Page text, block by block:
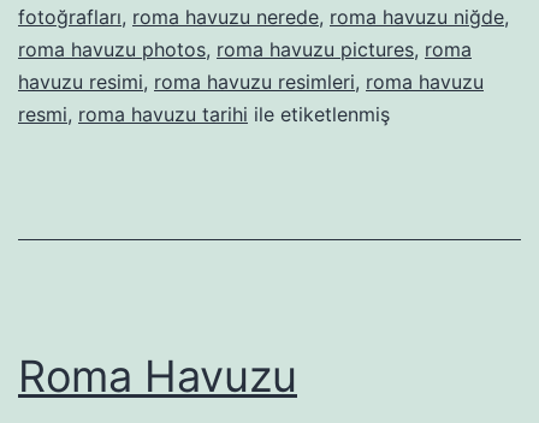
fotoğrafları, roma havuzu nerede, roma havuzu niğde,
roma havuzu photos, roma havuzu pictures, roma
havuzu resimi, roma havuzu resimleri, roma havuzu
resmi, roma havuzu tarihi ile etiketlenmiş
Roma Havuzu